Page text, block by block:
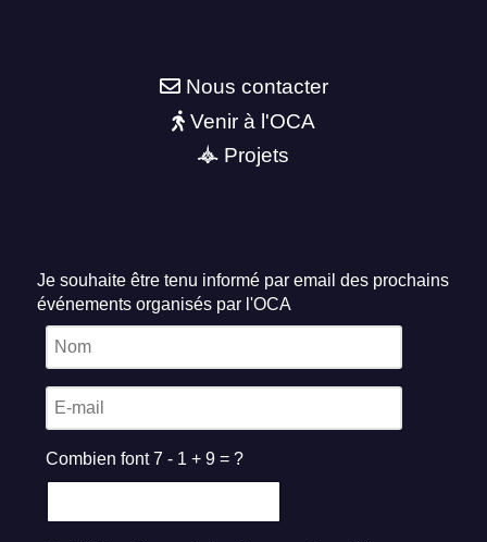
Nous contacter
Venir à l'OCA
Projets
Je souhaite être tenu informé par email des prochains
événements organisés par l'OCA
Combien font 7 - 1 + 9 = ?